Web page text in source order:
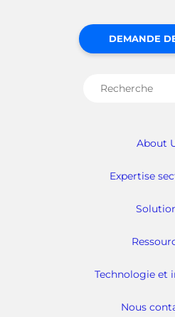
About
Expertise
Technologie et
Nous
DEMANDE
Rechercher :